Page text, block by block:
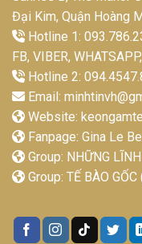
Đại Kim, Quận Hoàng
Hotline 1:
FB, VIBER,
Hotline 2:
Email:
Website:
Fanpage: Gina Le
Group: NHỮNG
Group: TẾ BÀO